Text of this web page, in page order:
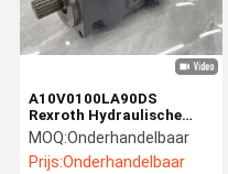
A10V0100LA90DS
Rexroth Hydraulische
Pomp Originele Bosch
Rexroth Pomp Voor
LIUGONG Graafmachine
MOQ:Onderhandelbaar
Prijs:Onderhandelbaar